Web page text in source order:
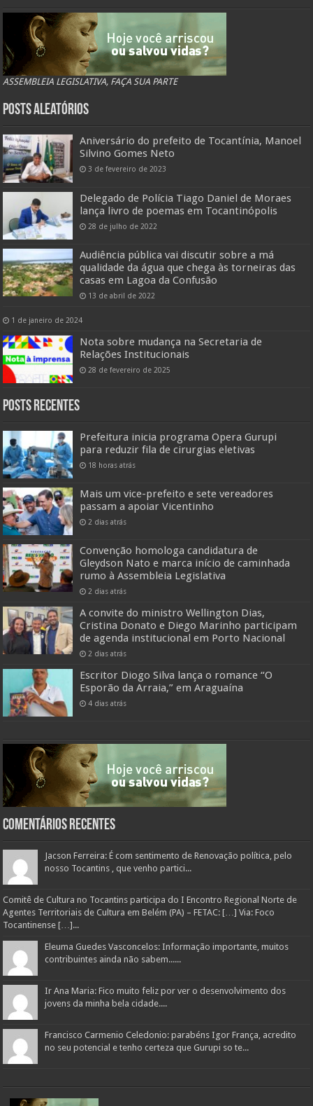
ASSEMBLEIA LEGISLATIVA, FAÇA SUA PARTE
Posts Aleatórios
Aniversário do prefeito de Tocantínia, Manoel
Silvino Gomes Neto
3 de fevereiro de 2023
Delegado de Polícia Tiago Daniel de Moraes
lança livro de poemas em Tocantinópolis
28 de julho de 2022
Audiência pública vai discutir sobre a má
qualidade da água que chega às torneiras das
casas em Lagoa da Confusão
13 de abril de 2022
1 de janeiro de 2024
Nota sobre mudança na Secretaria de
Relações Institucionais
28 de fevereiro de 2025
Posts Recentes
Prefeitura inicia programa Opera Gurupi
para reduzir fila de cirurgias eletivas
18 horas atrás
Mais um vice-prefeito e sete vereadores
passam a apoiar Vicentinho
2 dias atrás
Convenção homologa candidatura de
Gleydson Nato e marca início de caminhada
rumo à Assembleia Legislativa
2 dias atrás
A convite do ministro Wellington Dias,
Cristina Donato e Diego Marinho participam
de agenda institucional em Porto Nacional
2 dias atrás
Escritor Diogo Silva lança o romance “O
Esporão da Arraia,” em Araguaína
4 dias atrás
Comentários Recentes
Jacson Ferreira: É com sentimento de Renovação política, pelo
nosso Tocantins , que venho partici...
Comitê de Cultura no Tocantins participa do I Encontro Regional Norte de
Agentes Territoriais de Cultura em Belém (PA) – FETAC: […] Via: Foco
Tocantinense […]...
Eleuma Guedes Vasconcelos: Informação importante, muitos
contribuintes ainda não sabem......
Ir Ana Maria: Fico muito feliz por ver o desenvolvimento dos
jovens da minha bela cidade....
Francisco Carmenio Celedonio: parabéns Igor França, acredito
no seu potencial e tenho certeza que Gurupi so te...